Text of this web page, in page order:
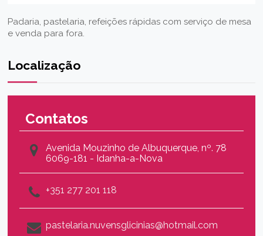
Padaria, pastelaria, refeições rápidas com serviço de mesa
e venda para fora.
Localização
Contatos
Avenida Mouzinho de Albuquerque, nº. 78
6069-181 - Idanha-a-Nova
+351 277 201 118
pastelaria.nuvensglicinias@hotmail.com